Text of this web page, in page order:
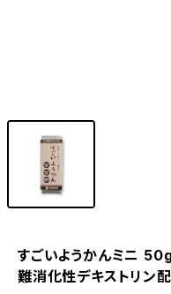
すごいようかんミニ
難消化性デキストリン